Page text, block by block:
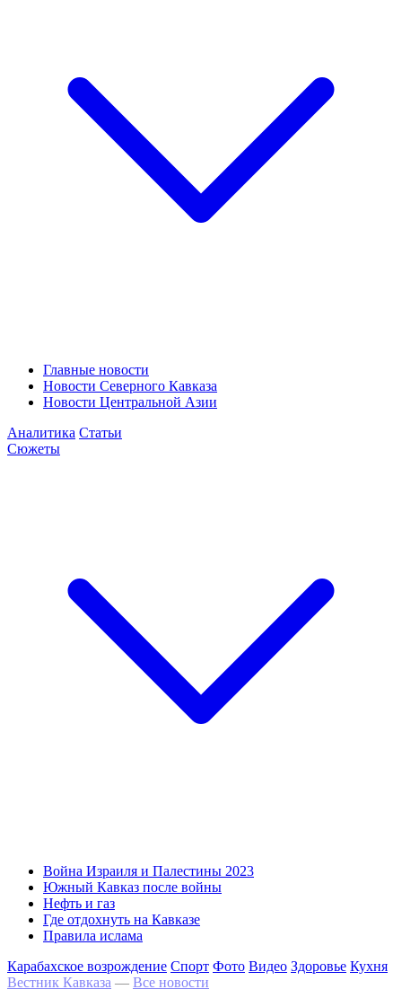
Главные новости
Новости Северного Кавказа
Новости Центральной Азии
Аналитика Статьи
Сюжеты
Война Израиля и Палестины 2023
Южный Кавказ после войны
Нефть и газ
Где отдохнуть на Кавказе
Правила ислама
Карабахское возрождение Спорт Фото Видео Здоровье Кухня
Вестник Кавказа — Все новости